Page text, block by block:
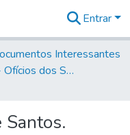
Entrar
Interessantes
Volume 88 - Ofícios dos Senhores Governadores Interinos da Capitania de São Paulo (1817- 1819)
Santos.